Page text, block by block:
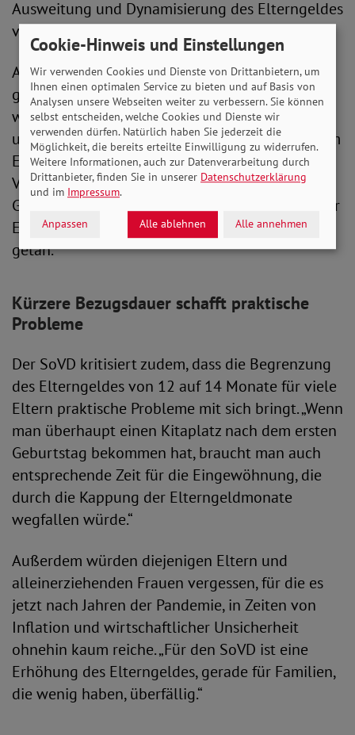
Ausweitung und Dynamisierung des Elterngeldes
vorsieht.
Auch aus Sicht des SoVD ist der Vorschlag
gänzlich inakzeptabel. „Mit dem Vorstoß soll
wieder der Rotstift bei Familien mit geringen
und mittleren Einkommen angesetzt werden, um
Einsparungen zu erzielen“, kritisierte die SoVD-
Vorstandsvorsitzende Michaela Engelmeier. „Das
Gegenteil wäre jedoch angebracht: endlich mehr
Elterngeld! 16 Jahre lang hat sich hier nichts
getan.“
Kürzere Bezugsdauer schafft praktische
Probleme
Der SoVD kritisiert zudem, dass die Begrenzung
des Elterngeldes von 12 auf 14 Monate für viele
Eltern praktische Probleme mit sich bringt. „Wenn
man überhaupt einen Kitaplatz nach dem ersten
Geburtstag bekommen hat, braucht man auch
entsprechende Zeit für die Eingewöhnung, die
durch die Kappung der Elterngeldmonate
wegfallen würde.“
Außerdem würden diejenigen Eltern und
alleinerziehenden Frauen vergessen, für die es
jetzt nach Jahren der Pandemie, in Zeiten von
Inflation und wirtschaftlicher Unsicherheit
ohnehin kaum reiche. „Für den SoVD ist eine
Erhöhung des Elterngeldes, gerade für Familien,
die wenig haben, überfällig.“
Cookie-Hinweis und Einstellungen
Wir verwenden Cookies und Dienste von Drittanbietern, um
Ihnen einen optimalen Service zu bieten und auf Basis von
Analysen unsere Webseiten weiter zu verbessern. Sie können
selbst entscheiden, welche Cookies und Dienste wir
verwenden dürfen. Natürlich haben Sie jederzeit die
Möglichkeit, die bereits erteilte Einwilligung zu widerrufen.
Weitere Informationen, auch zur Datenverarbeitung durch
Drittanbieter, finden Sie in unserer Datenschutzerklärung
und im Impressum.
Anpassen Alle ablehnen Alle annehmen